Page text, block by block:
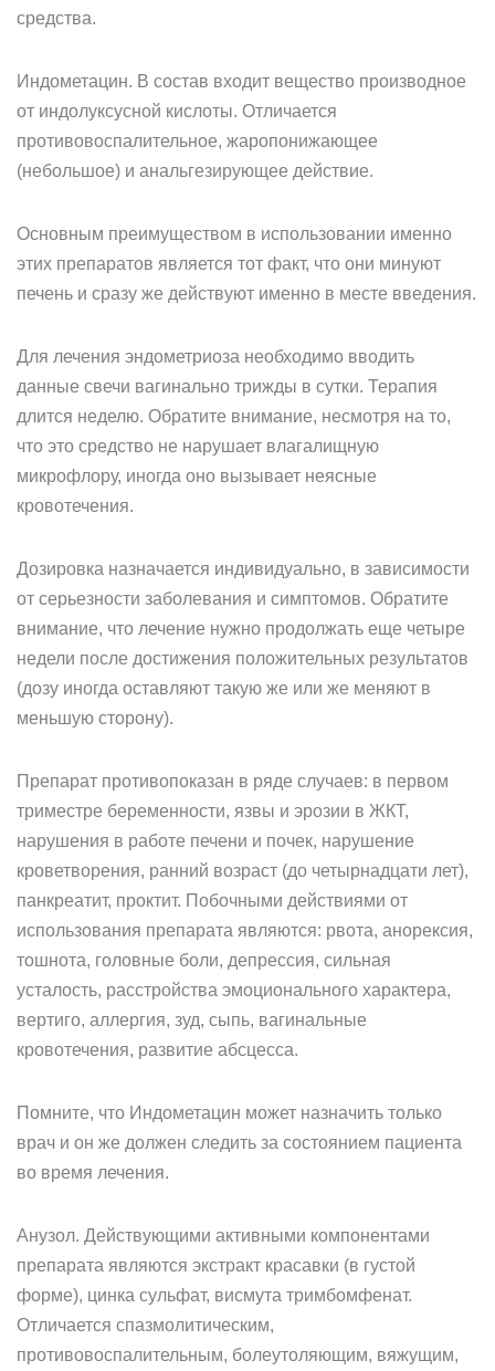
средства.
Индометацин. В состав входит вещество производное
от индолуксусной кислоты. Отличается
противовоспалительное, жаропонижающее
(небольшое) и анальгезирующее действие.
Основным преимуществом в использовании именно
этих препаратов является тот факт, что они минуют
печень и сразу же действуют именно в месте введения.
Для лечения эндометриоза необходимо вводить
данные свечи вагинально трижды в сутки. Терапия
длится неделю. Обратите внимание, несмотря на то,
что это средство не нарушает влагалищную
микрофлору, иногда оно вызывает неясные
кровотечения.
Дозировка назначается индивидуально, в зависимости
от серьезности заболевания и симптомов. Обратите
внимание, что лечение нужно продолжать еще четыре
недели после достижения положительных результатов
(дозу иногда оставляют такую же или же меняют в
меньшую сторону).
Препарат противопоказан в ряде случаев: в первом
триместре беременности, язвы и эрозии в ЖКТ,
нарушения в работе печени и почек, нарушение
кроветворения, ранний возраст (до четырнадцати лет),
панкреатит, проктит. Побочными действиями от
использования препарата являются: рвота, анорексия,
тошнота, головные боли, депрессия, сильная
усталость, расстройства эмоционального характера,
вертиго, аллергия, зуд, сыпь, вагинальные
кровотечения, развитие абсцесса.
Помните, что Индометацин может назначить только
врач и он же должен следить за состоянием пациента
во время лечения.
Анузол. Действующими активными компонентами
препарата являются экстракт красавки (в густой
форме), цинка сульфат, висмута тримбомфенат.
Отличается спазмолитическим,
противовоспалительным, болеутоляющим, вяжущим,